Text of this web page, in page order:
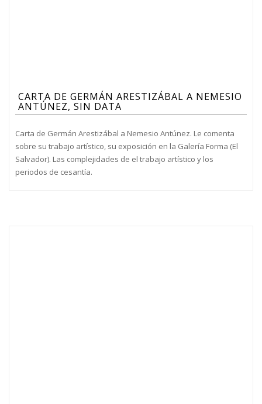
CARTA DE GERMÁN ARESTIZÁBAL A NEMESIO
ANTÚNEZ, SIN DATA
Carta de Germán Arestizábal a Nemesio Antúnez. Le comenta
sobre su trabajo artístico, su exposición en la Galería Forma (El
Salvador). Las complejidades de el trabajo artístico y los
periodos de cesantía.